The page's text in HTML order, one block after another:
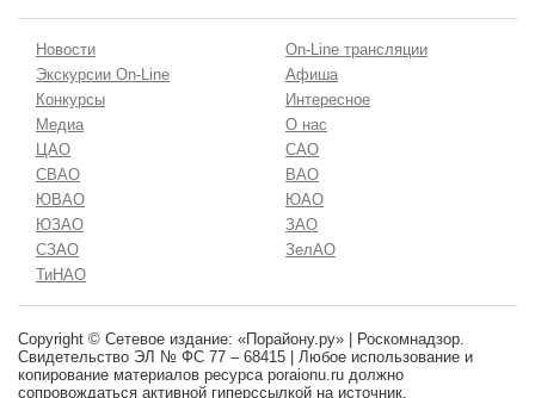
Новости
On-Line трансляции
Экскурсии On-Line
Афиша
Конкурсы
Интересное
Медиа
О нас
ЦАО
САО
СВАО
ВАО
ЮВАО
ЮАО
ЮЗАО
ЗАО
СЗАО
ЗелАО
ТиНАО
Copyright © Сетевое издание: «Порайону.ру» | Роскомнадзор.
Свидетельство ЭЛ № ФС 77 – 68415 | Любое использование и
копирование материалов ресурса poraionu.ru должно
сопровождаться активной гиперссылкой на источник.